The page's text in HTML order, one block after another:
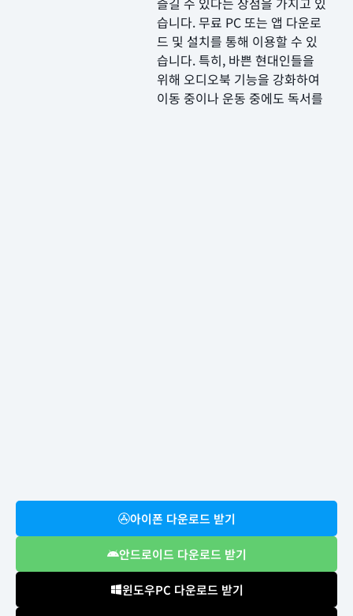
습니다. 무료 PC 또는 앱 다운로
드 및 설치를 통해 이용할 수 있
습니다. 특히, 바쁜 현대인들을
위해 오디오북 기능을 강화하여
이동 중이나 운동 중에도 독서를
아이폰 다운로드 받기
안드로이드 다운로드 받기
윈도우PC 다운로드 받기